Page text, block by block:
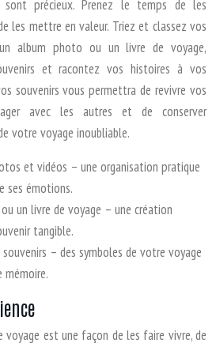
sont précieux. Prenez le temps de les
les mettre en valeur. Triez et classez vos
album photo ou un livre de voyage,
et racontez vos histoires à vos
souvenirs vous permettra de revivre vos
avec les autres et de conserver
votre voyage inoubliable.
et vidéos – une organisation pratique
ses émotions.
un livre de voyage – une création
tangible.
– des symboles de votre voyage
mémoire.
voyage est une façon de les faire vivre, de